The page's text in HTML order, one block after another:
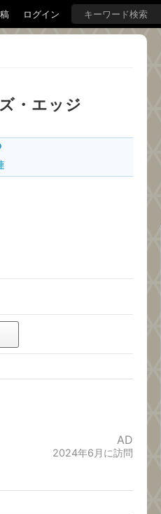
ログイン
・エッジ
AD
2024年6月に訪問